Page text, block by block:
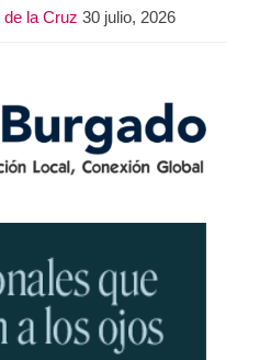
de la Cruz 30 julio, 2026